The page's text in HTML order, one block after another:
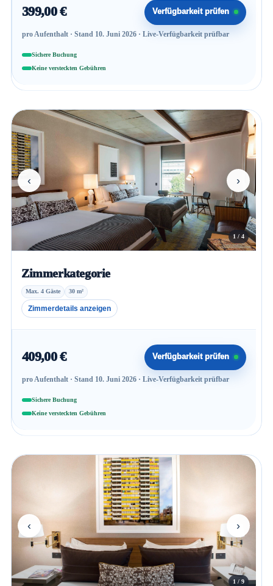
399,00 €
pro Aufenthalt · Stand 10. Juni 2026 · Live-Verfügbarkeit prüfbar
Verfügbarkeit prüfen
Sichere Buchung
Keine versteckten Gebühren
‹ ›
1 / 4
Zimmerkategorie
Max. 4 Gäste 30 m²
Zimmerdetails anzeigen
409,00 €
pro Aufenthalt · Stand 10. Juni 2026 · Live-Verfügbarkeit prüfbar
Verfügbarkeit prüfen
Sichere Buchung
Keine versteckten Gebühren
‹ ›
1 / 9